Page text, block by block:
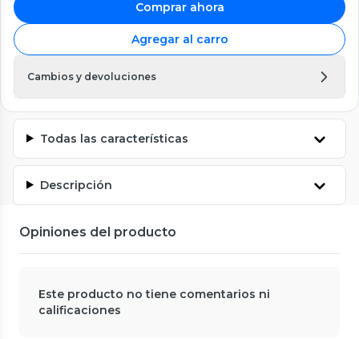
Comprar ahora
Agregar al carro
Cambios y devoluciones
Todas las características
Descripción
Opiniones del producto
Este producto no tiene comentarios ni
calificaciones